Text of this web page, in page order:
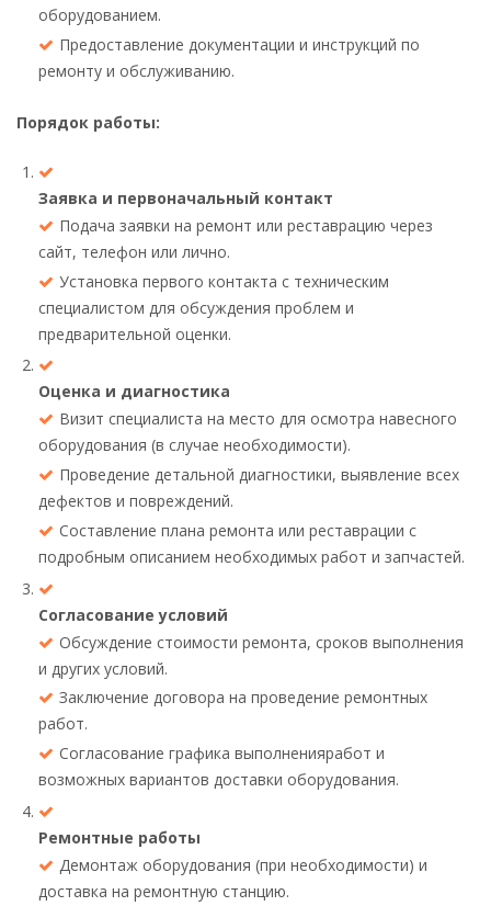
оборудованием.
Предоставление документации и инструкций по
ремонту и обслуживанию.
Порядок работы:
Заявка и первоначальный контакт
Подача заявки на ремонт или реставрацию через
сайт, телефон или лично.
Установка первого контакта с техническим
специалистом для обсуждения проблем и
предварительной оценки.
Оценка и диагностика
Визит специалиста на место для осмотра навесного
оборудования (в случае необходимости).
Проведение детальной диагностики, выявление всех
дефектов и повреждений.
Составление плана ремонта или реставрации с
подробным описанием необходимых работ и запчастей.
Согласование условий
Обсуждение стоимости ремонта, сроков выполнения
и других условий.
Заключение договора на проведение ремонтных
работ.
Согласование графика выполненияработ и
возможных вариантов доставки оборудования.
Ремонтные работы
Демонтаж оборудования (при необходимости) и
доставка на ремонтную станцию.